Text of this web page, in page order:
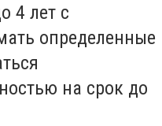
4 лет с
определенные
на срок до